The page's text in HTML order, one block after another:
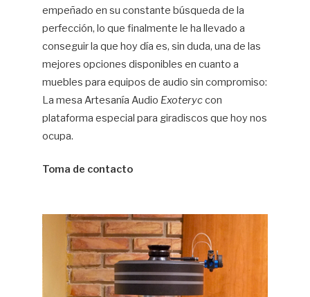
empeñado en su constante búsqueda de la
perfección, lo que finalmente le ha llevado a
conseguir la que hoy día es, sin duda, una de las
mejores opciones disponibles en cuanto a
muebles para equipos de audio sin compromiso:
La mesa Artesanía Audio Exoteryccon
plataforma especial para giradiscos que hoy nos
ocupa.
Toma de contacto